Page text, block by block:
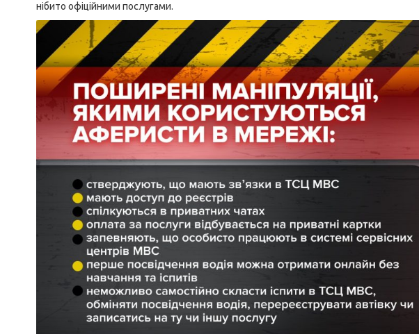
нібито офіційними послугами.